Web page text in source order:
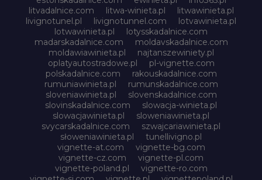
litvadalnice.com
litwa-winieta.pl
litwawinieta.pl
livignotunel.pl
livignotunnel.com
lotvawinieta.pl
lotwawinieta.pl
lotysskadalnice.com
madarskadalnice.com
moldavskadalnice.com
moldawiawinieta.pl
najtanszewiniety.pl
oplatyautostradowe.pl
pl-vignette.com
polskadalnice.com
rakouskadalnice.com
rumuniawinieta.pl
rumunskadalnice.com
sloveniawinieta.pl
slovenskadalnice.com
slovinskadalnice.com
slowacja-winieta.pl
slowacjawinieta.pl
sloweniawinieta.pl
svycarskadalnice.com
szwajcariawinieta.pl
słoweniawinieta.pl
tunellivigno.pl
vignette-at.com
vignette-bg.com
vignette-cz.com
vignette-pl.com
vignette-poland.pl
vignette-ro.com